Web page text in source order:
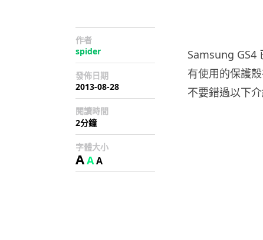
作者
spider
發佈日期
2013-08-28
閱讀時間
2分鐘
字體大小
AAA
Samsung GS4
有使用的保護
不要錯過以下介